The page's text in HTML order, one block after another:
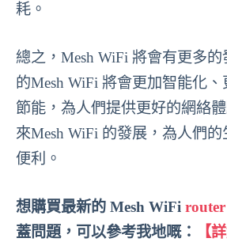
耗。
總之，Mesh WiFi 將會有更多
的Mesh WiFi 將會更加智能化
節能，為人們提供更好的網絡
來Mesh WiFi 的發展，為人們
便利。
想購買最新的 Mesh WiFi router
蓋問題，可以參考我地嘅：
【